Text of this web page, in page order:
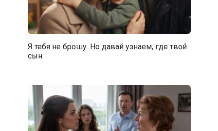
Я тебя не брошу. Но давай узнаем, где твой
сын